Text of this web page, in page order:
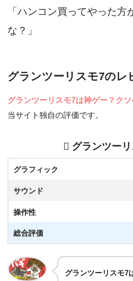
「ハンコン買ってやった方
な？」
グランツーリスモ7のレ
グランツーリスモ7は神ゲー？クソ
当サイト独自の評価です。
グランツー
グラフィック
サウンド
操作性
総合評価
グランツーリスモ7